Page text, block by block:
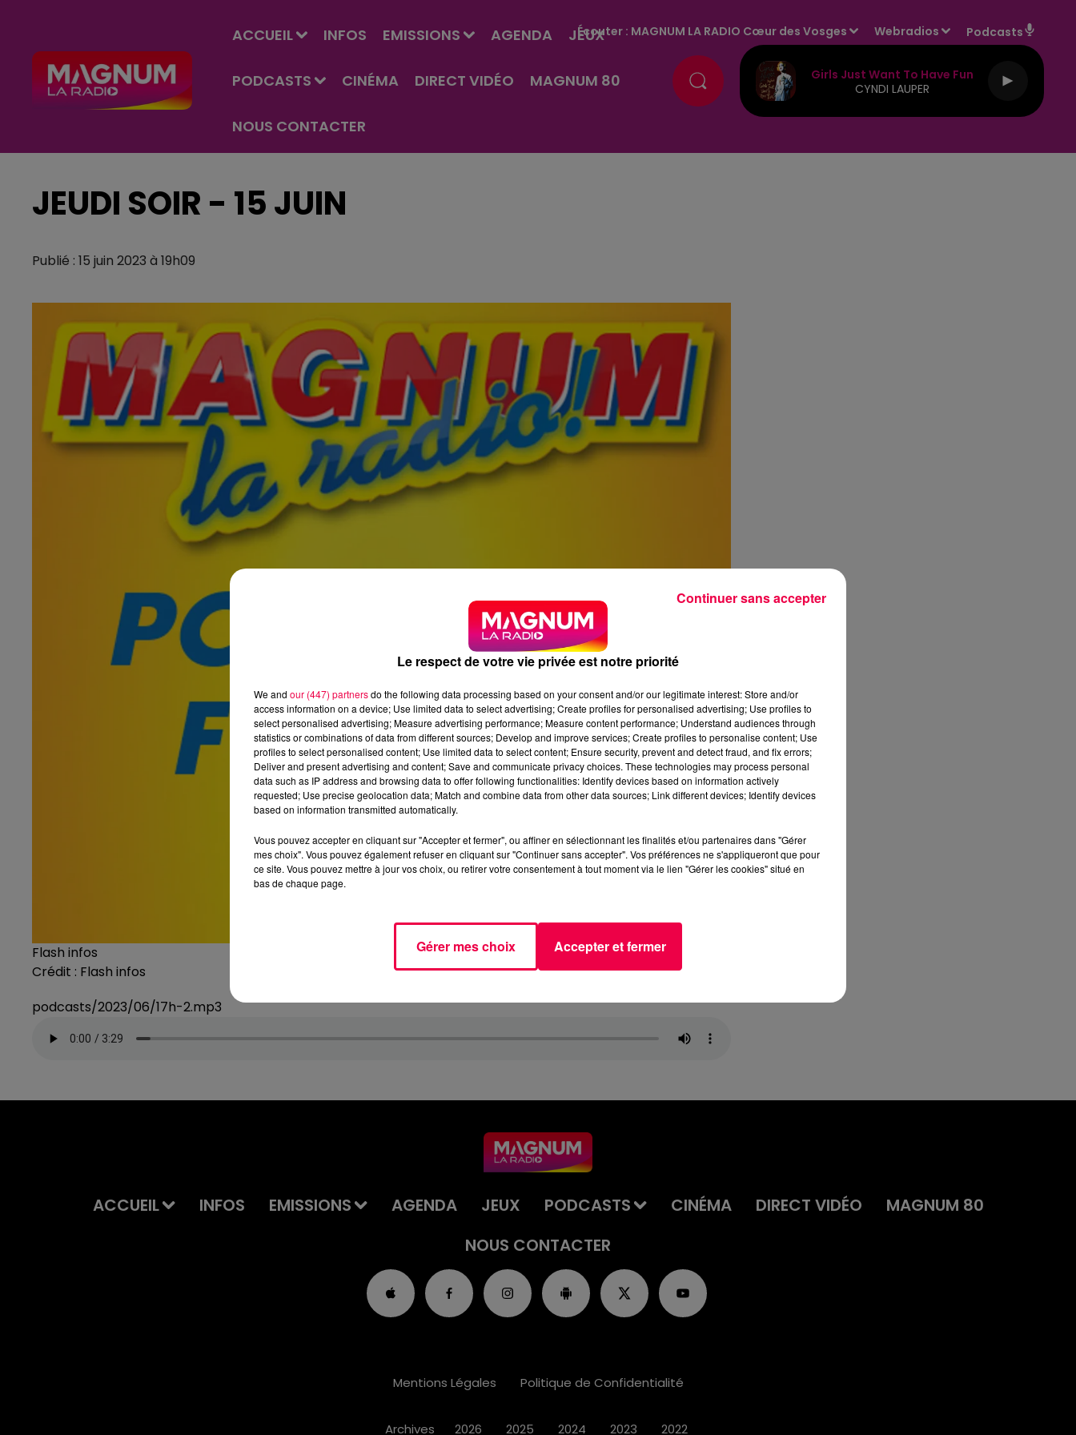
ACCUEIL INFOS EMISSIONS AGENDA JEUX
PODCASTS CINÉMA DIRECT VIDÉO MAGNUM 80
NOUS CONTACTER
Écouter : MAGNUM LA RADIO Cœur des Vosges Webradios Podcasts
Girls Just Want To Have Fun
CYNDI LAUPER
JEUDI SOIR - 15 JUIN
Publié : 15 juin 2023 à 19h09
Flash infos
Crédit : Flash infos
podcasts/2023/06/17h-2.mp3
ACCUEIL INFOS EMISSIONS AGENDA JEUX PODCASTS CINÉMA DIRECT VIDÉO
MAGNUM 80
NOUS CONTACTER
Mentions Légales Politique de Confidentialité
Archives 2026 2025 2024 2023 2022
Le respect de votre vie privée est notre priorité
We and our (447) partnersdo the following data processing based on your consent and/or our legitimate interest: Store and/or
access information on a device; Use limited data to select advertising; Create profiles for personalised advertising; Use profiles to
select personalised advertising; Measure advertising performance; Measure content performance; Understand audiences through
statistics or combinations of data from different sources; Develop and improve services; Create profiles to personalise content; Use
profiles to select personalised content; Use limited data to select content; Ensure security, prevent and detect fraud, and fix errors;
Deliver and present advertising and content; Save and communicate privacy choices. These technologies may process personal
data such as IP address and browsing data to offer following functionalities: Identify devices based on information actively
requested; Use precise geolocation data; Match and combine data from other data sources; Link different devices; Identify devices
based on information transmitted automatically.
Vous pouvez accepter en cliquant sur "Accepter et fermer", ou affiner en sélectionnant les finalités et/ou partenaires dans "Gérer
mes choix". Vous pouvez également refuser en cliquant sur "Continuer sans accepter". Vos préférences ne s'appliqueront que pour
ce site. Vous pouvez mettre à jour vos choix, ou retirer votre consentement à tout moment via le lien "Gérer les cookies" situé en
bas de chaque page.
Gérer mes choix Accepter et fermer
Continuer sans accepter